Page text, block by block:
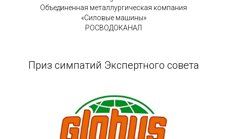
Объединенная металлургическая компания
«Силовые машины»
РОСВОДОКАНАЛ
Приз симпатий Экспертного совета